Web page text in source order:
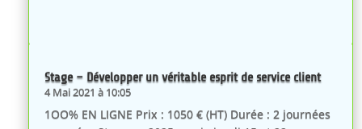
Stage – Développer un véritable esprit de service client
4 Mai 2021 à 10:05
1OO% EN LIGNE Prix : 1050 € (HT) Durée : 2 journées